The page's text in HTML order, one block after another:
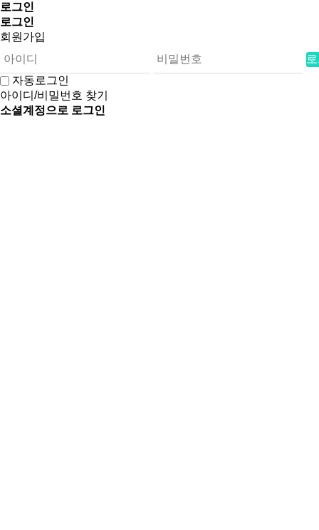
로그인
로그인
회원가입
자동로그인
아이디/비밀번호 찾기
소셜계정으로 로그인